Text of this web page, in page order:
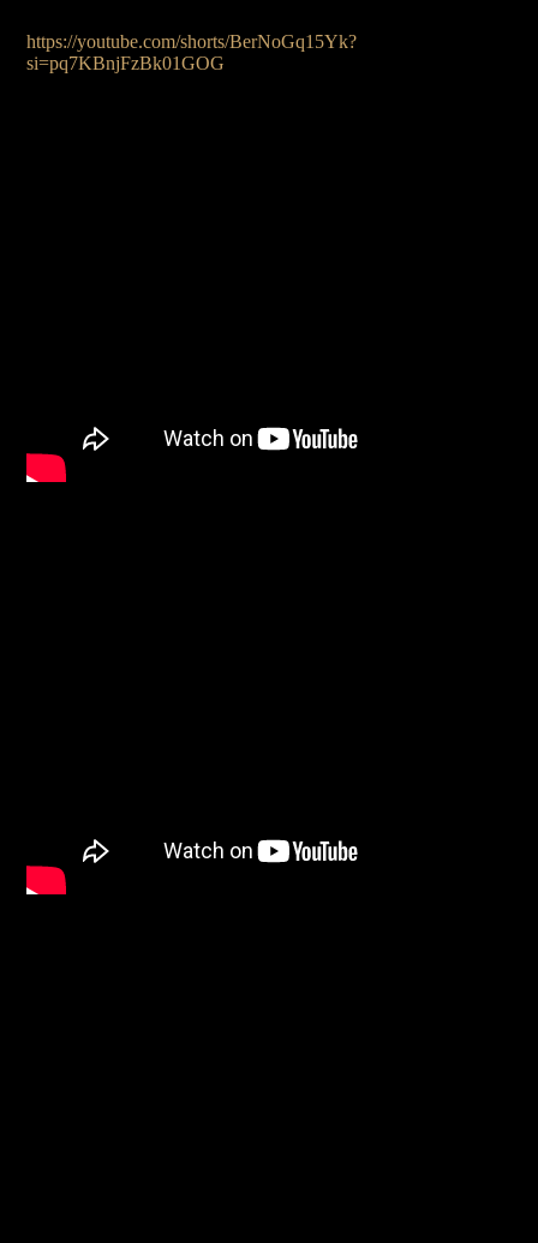
https://youtube.com/shorts/BerNoGq15Yk?
si=pq7KBnjFzBk01GOG